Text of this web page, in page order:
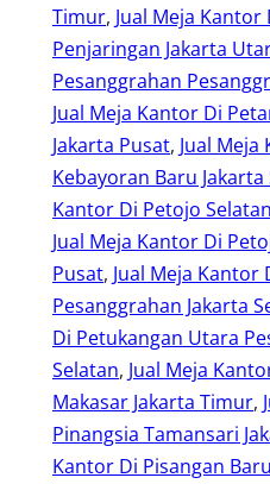
Timur, Jual Meja
Penjaringan Jakarta
Pesanggrahan
Jual Meja Kantor Di
Jakarta Pusat, Jual
Kebayoran Baru Jakarta
Kantor Di Petojo
Jual Meja Kantor Di
Pusat, Jual Meja Kantor
Pesanggrahan Jakarta
Di Petukangan Utara
Selatan, Jual Meja
Makasar Jakarta Timur,
Pinangsia Tamansari
Kantor Di Pisangan